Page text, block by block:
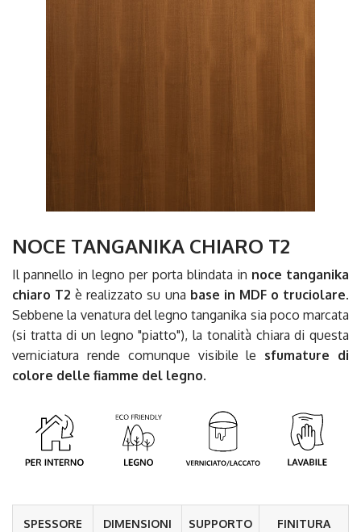
NOCE TANGANIKA CHIARO T2
Il pannello in legno per porta blindata in noce tanganika
chiaro T2 è realizzato su una base in MDF o truciolare.
Sebbene la venatura del legno tanganika sia poco marcata
(si tratta di un legno "piatto"), la tonalità chiara di questa
verniciatura rende comunque visibile le sfumature di
colore delle fiamme del legno.
SPESSORE
DIMENSIONI
SUPPORTO FINITURA